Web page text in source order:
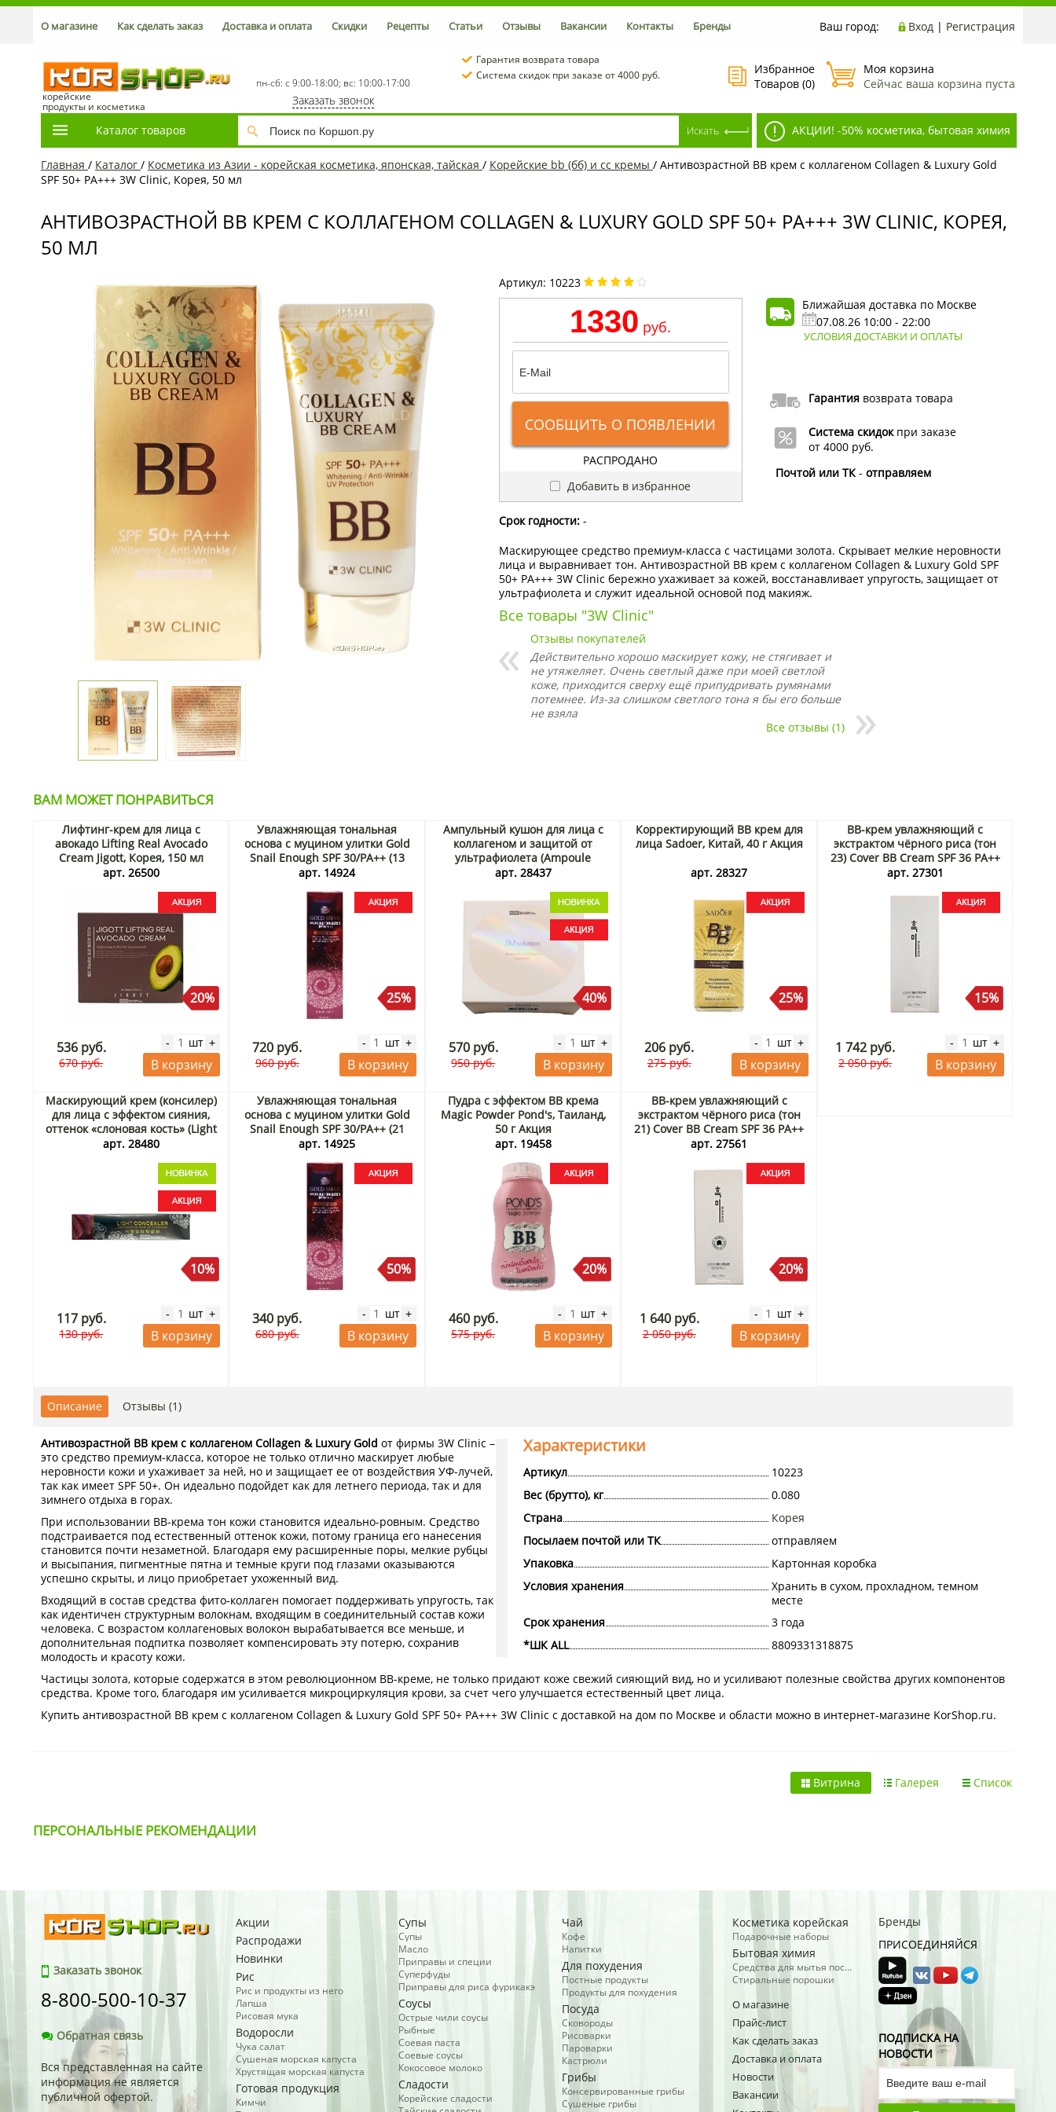
Ваш город: Вход | Регистрация
О магазине Как сделать заказ Доставка и оплата Скидки Рецепты Статьи Отзывы Вакансии Контакты Бренды
корейские
продукты и косметика
пн-сб: с 9:00-18:00; вс: 10:00-17:00
Заказать звонок
Гарантия возврата товара
Система скидок при заказе от 4000 руб.
Избранное
Товаров (0)
Моя корзина
Сейчас ваша корзина пуста
Каталог товаров АКЦИИ! -50% косметика, бытовая химия
Главная / Каталог / Косметика из Азии - корейская косметика, японская, тайская / Корейские bb (бб) и cc кремы / Антивозрастной ВВ крем с коллагеном Collagen & Luxury Gold
SPF 50+ PA+++ 3W Clinic, Корея, 50 мл
АНТИВОЗРАСТНОЙ ВВ КРЕМ С КОЛЛАГЕНОМ COLLAGEN & LUXURY GOLD SPF 50+ PA+++ 3W CLINIC, КОРЕЯ,
50 МЛ
Артикул: 10223
1330 руб.
СООБЩИТЬ О ПОЯВЛЕНИИ
РАСПРОДАНО
Добавить в избранное
Ближайшая доставка по Москве
07.08.26 10:00 - 22:00
УСЛОВИЯ ДОСТАВКИ И ОПЛАТЫ
Гарантиявозврата товара
Система скидокпри заказе
от 4000 руб.
Почтой или ТК- отправляем
Срок годности:-
Маскирующее средство премиум-класса с частицами золота. Скрывает мелкие неровности
лица и выравнивает тон. Антивозрастной ВВ крем с коллагеном Collagen & Luxury Gold SPF
50+ PA+++ 3W Clinic бережно ухаживает за кожей, восстанавливает упругость, защищает от
ультрафиолета и служит идеальной основой под макияж.
Все товары "3W Clinic"
Отзывы покупателей
Действительно хорошо маскирует кожу, не стягивает и
не утяжеляет. Очень светлый даже при моей светлой
коже, приходится сверху ещё припудривать румянами
потемнее. Из-за слишком светлого тона я бы его больше
не взяла
Все отзывы (1)
ВАМ МОЖЕТ ПОНРАВИТЬСЯ
Лифтинг-крем для лица с
авокадо Lifting Real Avocado
Cream Jigott, Корея, 150 мл
Акция
арт. 26500
20%
536 руб.
670 руб.
- шт +
В корзину
Увлажняющая тональная
основа с муцином улитки Gold
Snail Enough SPF 30/PA++ (13
светлый беж), Корея Акция
арт. 14924
25%
720 руб.
960 руб.
- шт +
В корзину
Ампульный кушон для лица с
коллагеном и защитой от
ультрафиолета (Ampoule
Collagen Cushion) JMsolution,
арт. 28437
40%
570 руб.
950 руб.
- шт +
В корзину
Корректирующий BB крем для
лица Sadoer, Китай, 40 г Акция
арт. 28327
25%
206 руб.
275 руб.
- шт +
В корзину
BB-крем увлажняющий с
экстрактом чёрного риса (тон
23) Cover BB Cream SPF 36 PA++
Black Rice, Корея, 50 г Акция
арт. 27301
15%
1 742 руб.
2 050 руб.
- шт +
В корзину
Маскирующий крем (консилер)
для лица с эффектом сияния,
оттенок «слоновая кость» (Light
Sensitive Concealer) Zozu, Китай,
арт. 28480
10%
117 руб.
130 руб.
- шт +
В корзину
Увлажняющая тональная
основа с муцином улитки Gold
Snail Enough SPF 30/PA++ (21
натуральный беж), Корея Акция
арт. 14925
50%
340 руб.
680 руб.
- шт +
В корзину
Пудра с эффектом ВВ крема
Magic Powder Pond's, Таиланд,
50 г Акция
арт. 19458
20%
460 руб.
575 руб.
- шт +
В корзину
BB-крем увлажняющий с
экстрактом чёрного риса (тон
21) Cover BB Cream SPF 36 PA++
Black Rice, Корея, 50 г Акция
арт. 27561
20%
1 640 руб.
2 050 руб.
- шт +
В корзину
Описание Отзывы (1)
Характеристики
Артикул
10223
Вес (брутто), кг
0.080
Страна
Корея
Посылаем почтой или ТК
отправляем
Упаковка
Картонная коробка
Условия хранения
Хранить в сухом, прохладном, темном
месте
Срок хранения
3 года
*ШК ALL
8809331318875
Антивозрастной ВВ крем с коллагеном Collagen & Luxury Gold от фирмы 3W Clinic –
это средство премиум-класса, которое не только отлично маскирует любые
неровности кожи и ухаживает за ней, но и защищает ее от воздействия УФ-лучей,
так как имеет SPF 50+. Он идеально подойдет как для летнего периода, так и для
зимнего отдыха в горах.
При использовании ВВ-крема тон кожи становится идеально-ровным. Средство
подстраивается под естественный оттенок кожи, потому граница его нанесения
становится почти незаметной. Благодаря ему расширенные поры, мелкие рубцы
и высыпания, пигментные пятна и темные круги под глазами оказываются
успешно скрыты, и лицо приобретает ухоженный вид.
Входящий в состав средства фито-коллаген помогает поддерживать упругость, так
как идентичен структурным волокнам, входящим в соединительный состав кожи
человека. С возрастом коллагеновых волокон вырабатывается все меньше, и
дополнительная подпитка позволяет компенсировать эту потерю, сохранив
молодость и красоту кожи.
Частицы золота, которые содержатся в этом революционном ВВ-креме, не только придают коже свежий сияющий вид, но и усиливают полезные свойства других компонентов
средства. Кроме того, благодаря им усиливается микроциркуляция крови, за счет чего улучшается естественный цвет лица.
Купить антивозрастной ВВ крем с коллагеном Collagen & Luxury Gold SPF 50+ PA+++ 3W Clinic с доставкой на дом по Москве и области можно в интернет-магазине KorShop.ru.
Список
Галерея
Витрина
ПЕРСОНАЛЬНЫЕ РЕКОМЕНДАЦИИ
Заказать звонок
8-800-500-10-37
Обратная связь
Вся представленная на сайте
информация не является
публичной офертой.
Акции
Распродажи
Новинки
Рис
Рис и продукты из него
Лапша
Рисовая мука
Водоросли
Чука салат
Сушеная морская капуста
Хрустящая морская капуста
Готовая продукция
Кимчи
Супы
Супы
Масло
Приправы и специи
Суперфуды
Приправы для риса фурикакэ
Соусы
Острые чили соусы
Рыбные
Соевая паста
Соевые соусы
Кокосовое молоко
Сладости
Корейские сладости
Чай
Кофе
Напитки
Для похудения
Постные продукты
Продукты для похудения
Посуда
Сковороды
Рисоварки
Пароварки
Кастрюли
Грибы
Консервированные грибы
Сушеные грибы
Косметика корейская
Подарочные наборы
Бытовая химия
Средства для мытья посуды
Стиральные порошки
О магазине
Прайс-лист
Как сделать заказ
Доставка и оплата
Новости
Вакансии
Бренды
ПРИСОЕДИНЯЙСЯ
ПОДПИСКА НА
НОВОСТИ